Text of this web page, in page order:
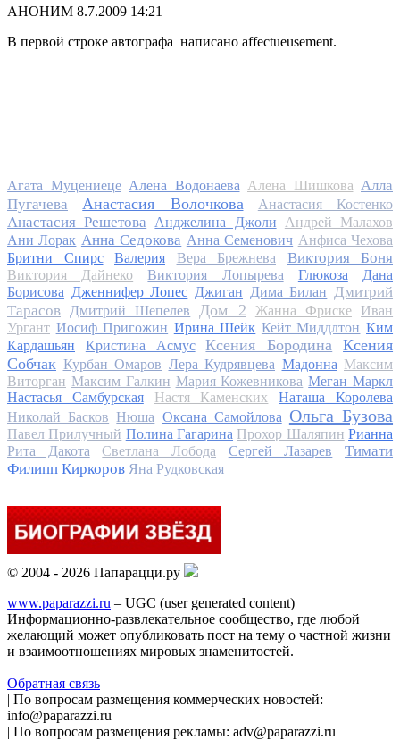
АНОНИМ 8.7.2009 14:21
В первой строке автографа написано affectueusement.
Агата Муцениеце Алена Водонаева Алена Шишкова Алла
Пугачева
Анастасия Волочкова Анастасия Костенко
Анастасия Решетова Анджелина Джоли
Андрей Малахов
Ани Лорак Анна Седокова Анна Семенович Анфиса Чехова
Бритни Спирс
Валерия Вера Брежнева Виктория Боня
Виктория Дайнеко Виктория Лопырева Глюкоза
Дана
Борисова Дженнифер Лопес Джиган Дима Билан
Дмитрий
Тарасов
Дмитрий Шепелев Дом 2 Жанна Фриске
Иван
Ургант Иосиф Пригожин Ирина Шейк Кейт Миддлтон Ким
Кардашьян
Кристина Асмус Ксения Бородина
Ксения
Собчак Курбан Омаров Лера Кудрявцева Мадонна Максим
Виторган Максим Галкин Мария Кожевникова Меган Маркл
Настасья Самбурская
Настя Каменских
Наташа Королева
Николай Басков Нюша Оксана Самойлова Ольга Бузова
Павел Прилучный Полина Гагарина Прохор Шаляпин Рианна
Рита Дакота
Светлана Лобода Сергей Лазарев
Тимати
Филипп Киркоров Яна Рудковская
© 2004 - 2026 Папарацци.ру
www.paparazzi.ru – UGC (user generated content)
Информационно-развлекательное сообщество, где любой
желающий может опубликовать пост на тему о частной жизни
и взаимоотношениях мировых знаменитостей.
Обратная связь
| По вопросам размещения коммерческих новостей:
info@paparazzi.ru
| По вопросам размещения рекламы: adv@paparazzi.ru